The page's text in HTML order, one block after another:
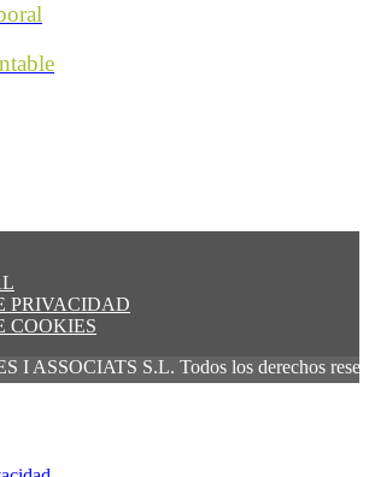
PRIVACIDAD
COOKIES
S.L. Todos los derechos